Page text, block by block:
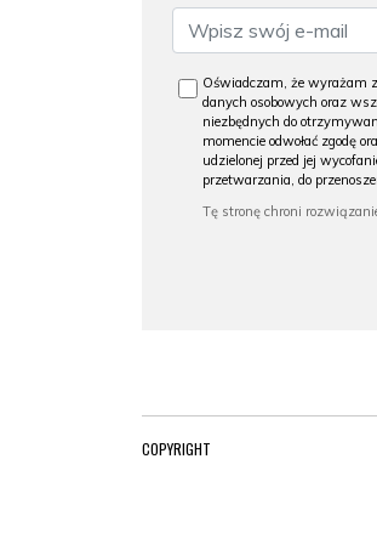
Oświadczam, że wyrażam
danych osobowych oraz
niezbędnych do
momencie odwołać zgodę
udzielonej przed jej
przetwarzania, do
COPYRIGHT